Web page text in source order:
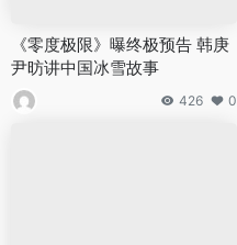
《零度极限》曝终极预告 韩庚
尹昉讲中国冰雪故事
426 0